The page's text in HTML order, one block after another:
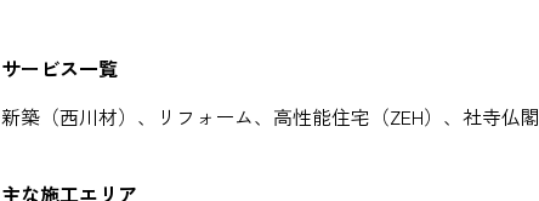
サービス一覧
新築（西川材）、リフォーム、高性能住宅（ZEH）、社寺仏
主な施工エリア